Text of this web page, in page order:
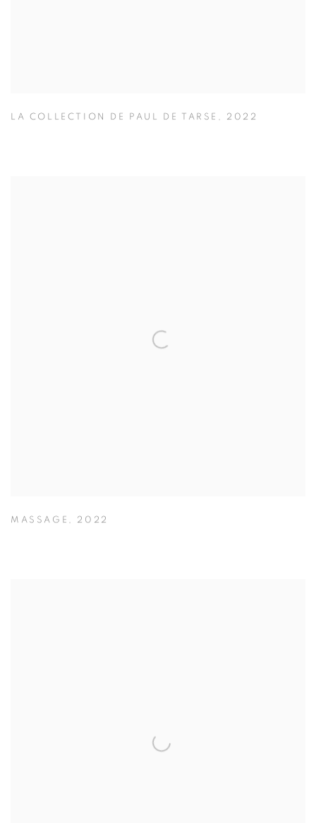
LA COLLECTION DE PAUL DE TARSE , 2022
MASSAGE , 2022